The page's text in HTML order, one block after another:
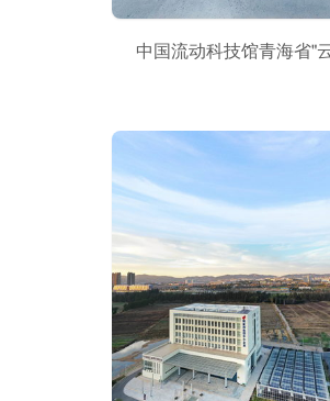
中国流动科技馆青海省"